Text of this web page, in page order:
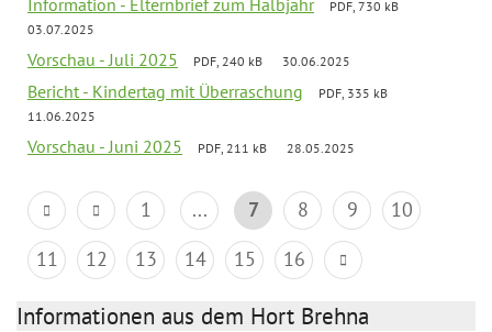
Information - Elternbrief zum Halbjahr
PDF, 730 kB
03.07.2025
Vorschau - Juli 2025 PDF, 240 kB 30.06.2025
Bericht - Kindertag mit Überraschung
PDF, 335 kB
11.06.2025
Vorschau - Juni 2025 PDF, 211 kB 28.05.2025
1 ... 7 8 9
10
11
12 13 14 15 16
Informationen aus dem Hort Brehna